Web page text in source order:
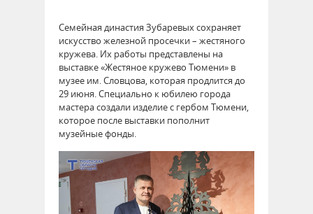
Семейная династия Зубаревых сохраняет
искусство железной просечки – жестяного
кружева. Их работы представлены на
выставке «Жестяное кружево Тюмени» в
музее им. Словцова, которая продлится до
29 июня. Специально к юбилею города
мастера создали изделие с гербом Тюмени,
которое после выставки пополнит
музейные фонды.